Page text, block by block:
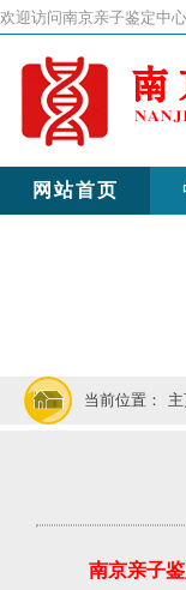
欢迎访问南京亲子鉴定中心
网站首页
当前位置：
南京亲子鉴